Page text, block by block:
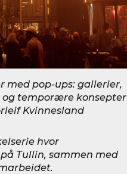
med pop-ups: gallerier,
temporære konsepter
Kvinnesland
hvor
Tullin, sammen med